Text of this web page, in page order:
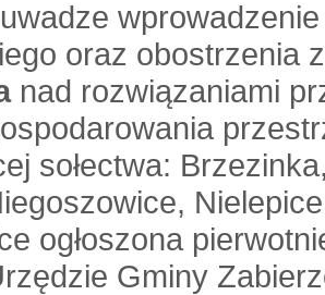
oraz obostrzenia
nad rozwiązaniami
sołectwa:
ogłoszona
Gminy